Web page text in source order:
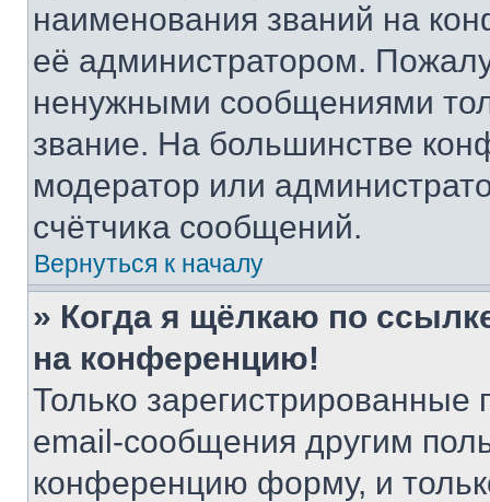
наименования званий на
её администратором.
ненужными сообщениями
звание. На большинстве
модератор или
счётчика сообщений.
Вернуться к началу
» Когда я щёлкаю по
на конференцию!
Только зарегистрированные
email-сообщения другим
конференцию форму, и